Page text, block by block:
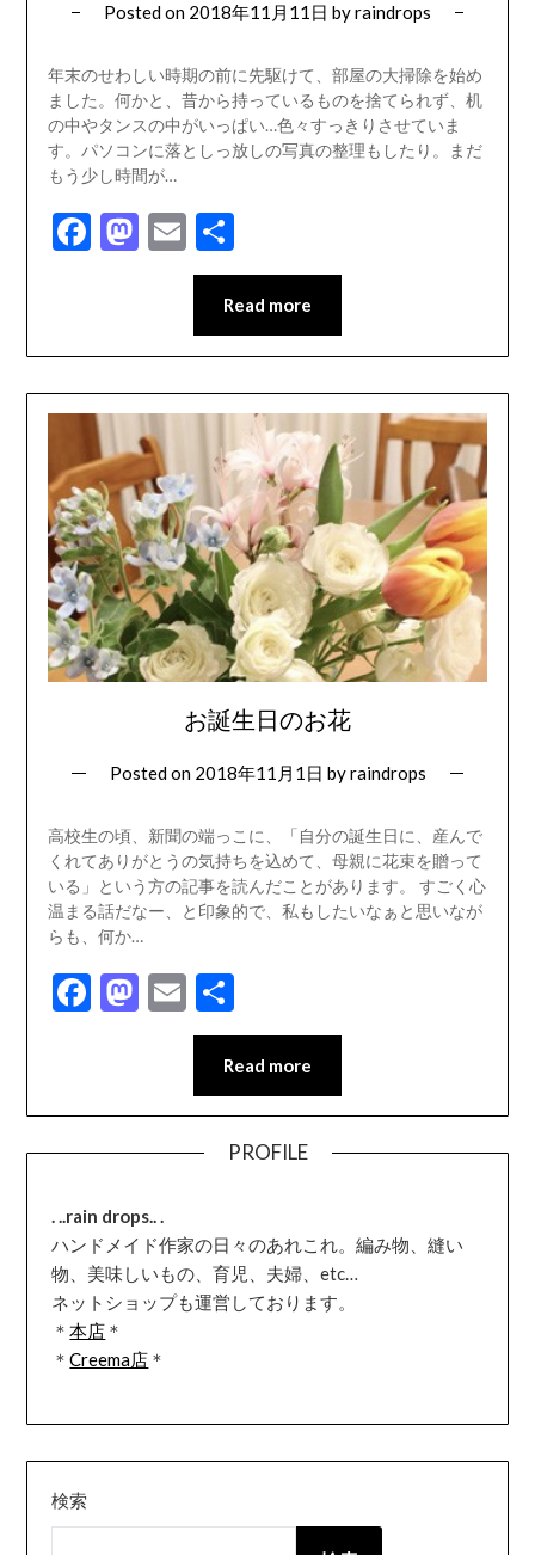
Posted on 2018年11月11日 byraindrops
年末のせわしい時期の前に先駆けて、部屋の大掃除を始め
ました。何かと、昔から持っているものを捨てられず、机
の中やタンスの中がいっぱい…色々すっきりさせていま
す。パソコンに落としっ放しの写真の整理もしたり。まだ
もう少し時間が…
Facebook
Mastodon
Email
共
有
Read more
お誕生日のお花
Posted on 2018年11月1日 byraindrops
高校生の頃、新聞の端っこに、「自分の誕生日に、産んで
くれてありがとうの気持ちを込めて、母親に花束を贈って
いる」という方の記事を読んだことがあります。 すごく心
温まる話だなー、と印象的で、私もしたいなぁと思いなが
らも、何か…
Facebook
Mastodon
Email
共
有
Read more
PROFILE
. ..rain drops.. .
ハンドメイド作家の日々のあれこれ。編み物、縫い
物、美味しいもの、育児、夫婦、etc…
ネットショップも運営しております。
＊本店 ＊
＊Creema店 ＊
検索